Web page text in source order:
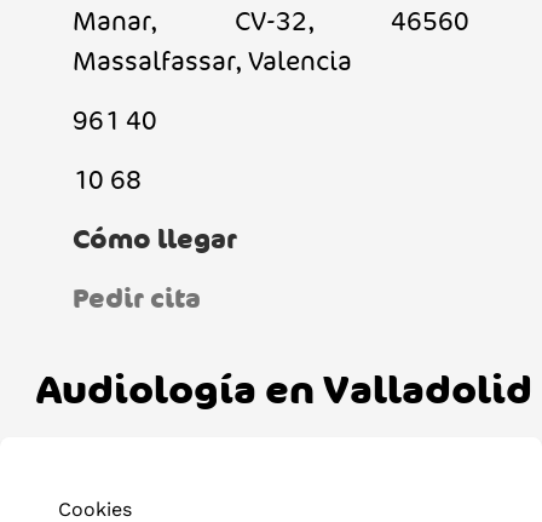
Manar, CV-32, 46560
Massalfassar, Valencia
961 40
10 68
Cómo llegar
Pedir cita
Audiología en Valladolid
Cookies